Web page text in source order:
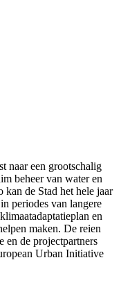
naar een grootschalig
beheer van water en
de Stad het hele jaar
periodes van langere
en
maken. De reien
en de projectpartners
Urban Initiative